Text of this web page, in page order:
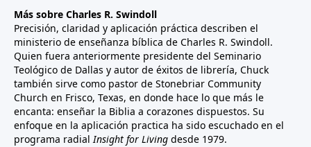
Más sobre Charles R. Swindoll
Precisión, claridad y aplicación práctica describen el
ministerio de enseñanza bíblica de Charles R. Swindoll.
Quien fuera anteriormente presidente del Seminario
Teológico de Dallas y autor de éxitos de librería, Chuck
también sirve como pastor de Stonebriar Community
Church en Frisco, Texas, en donde hace lo que más le
encanta: enseñar la Biblia a corazones dispuestos. Su
enfoque en la aplicación practica ha sido escuchado en el
programa radialInsight for Living desde 1979.